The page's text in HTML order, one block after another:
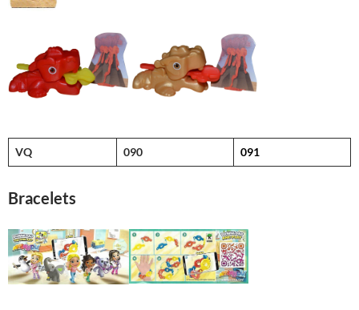
VQ 090 091
Bracelets